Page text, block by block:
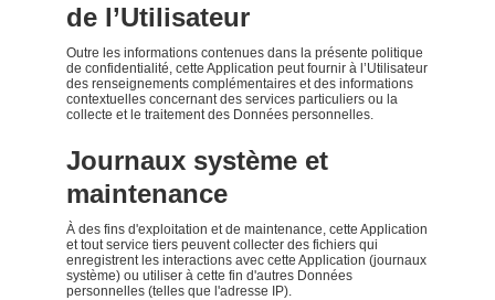
de l’Utilisateur
Outre les informations contenues dans la présente politique
de confidentialité, cette Application peut fournir à l’Utilisateur
des renseignements complémentaires et des informations
contextuelles concernant des services particuliers ou la
collecte et le traitement des Données personnelles.
Journaux système et
maintenance
À des fins d'exploitation et de maintenance, cette Application
et tout service tiers peuvent collecter des fichiers qui
enregistrent les interactions avec cette Application (journaux
système) ou utiliser à cette fin d'autres Données
personnelles (telles que l'adresse IP).